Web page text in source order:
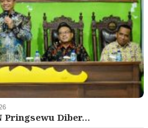
Pringsewu Diber…